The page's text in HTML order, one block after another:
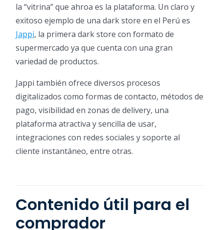
la “vitrina” que ahroa es la plataforma. Un claro y
exitoso ejemplo de una dark store en el Perú es
Jappi, la primera dark store con formato de
supermercado ya que cuenta con una gran
variedad de productos.
Jappi también ofrece diversos procesos
digitalizados como formas de contacto, métodos de
pago, visibilidad en zonas de delivery, una
plataforma atractiva y sencilla de usar,
integraciones con redes sociales y soporte al
cliente instantáneo, entre otras.
Contenido útil para el
comprador